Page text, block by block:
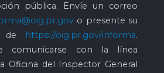
pública. Envíe un correo
o presente su
de
https://oig.pr.gov/informa.
comunicarse con la línea
Oficina del Inspector General